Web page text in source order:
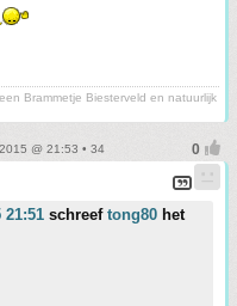
Brammetje Biesterveld en natuurlijk
@ 21:53 • 34
21:51 schreef tong80 het